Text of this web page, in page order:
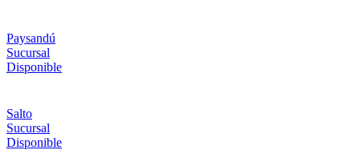
Paysandú
Sucursal
Disponible
Salto
Sucursal
Disponible